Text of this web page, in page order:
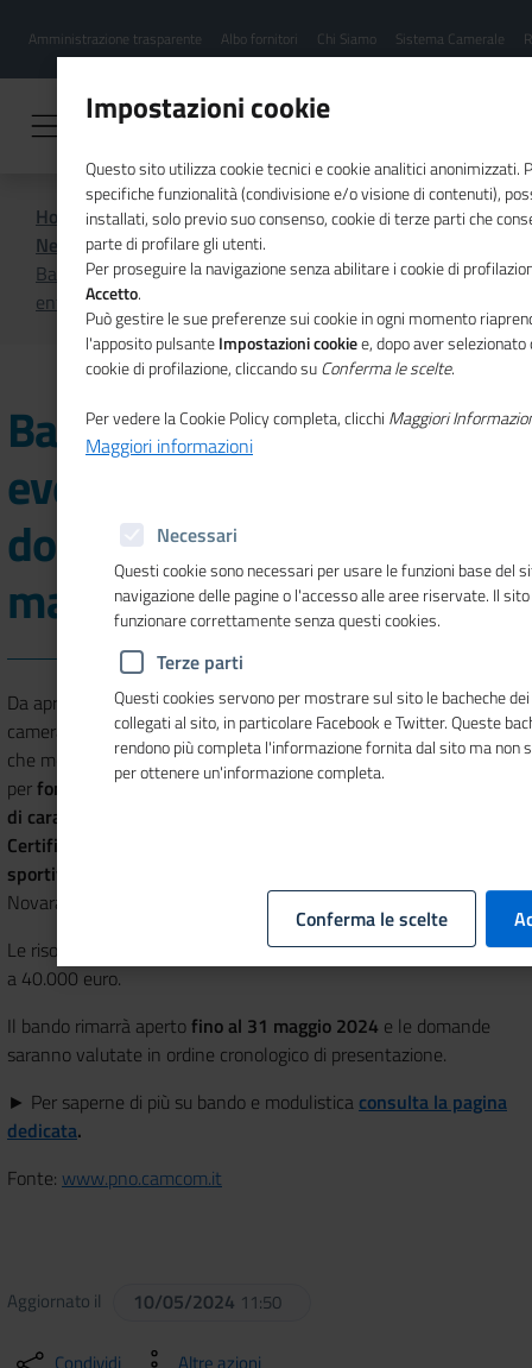
contenuto
Menu
hamburgher
Amministrazione trasparente Albo fornitori Chi Siamo Sistema Camerale
Home CSR
Comunicazione
News di CSR
Bando di contributo per eventi sostenibili: invio domande
entro il 31 maggio
Bando di contributo per
eventi sostenibili: invio
domande entro il 31
maggio
Da aprile è possibile fare domanda per partecipare al bando
camerale
Certificazione Sostenibile Eventi anno 2024
che mette a disposizione contributi a fondo perduto
perfondazioni, associazioni sportive/culturali e altre istituzioni
di carattere privato
Certificazione Ambientale ISO 20121 per eventi culturali e
sportivi di richiamo per il turismo locale
Novara, Verbano Cusio Ossola e Vercelli).
Le risorse complessive stanziate dall’Ente camerale ammontano
a 40.000 euro.
Il bando rimarrà apertofino al 31 maggio 2024 e le domande
saranno valutate in ordine cronologico di presentazione.
► Per saperne di più su bando e modulistica consulta la pagina
dedicata.
Fonte: www.pno.camcom.it
Aggiornato il 10/05/2024 11:50
Condividi Altre azioni
Impostazioni cookie
Questo sito utilizza cookie tecnici e cookie analitici anonimizzati.
specifiche funzionalità (condivisione e/o visione di contenuti),
installati, solo previo suo consenso, cookie di terze parti che
parte di profilare gli utenti.
Per proseguire la navigazione senza abilitare i cookie di
Accetto.
Può gestire le sue preferenze sui cookie in ogni momento
l'apposito pulsanteImpostazioni cookiee, dopo aver
cookie di profilazione, cliccando suConferma le scelte.
Per vedere la Cookie Policy completa, clicchi Maggiori
Maggiori informazioni
Necessari
Questi cookie sono necessari per usare le funzioni base del
navigazione delle pagine o l'accesso alle aree riservate. Il
funzionare correttamente senza questi cookies.
Terze parti
Questi cookies servono per mostrare sul sito le bacheche
collegati al sito, in particolare Facebook e Twitter. Queste
rendono più completa l'informazione fornita dal sito ma non
per ottenere un'informazione completa.
Conferma le scelte